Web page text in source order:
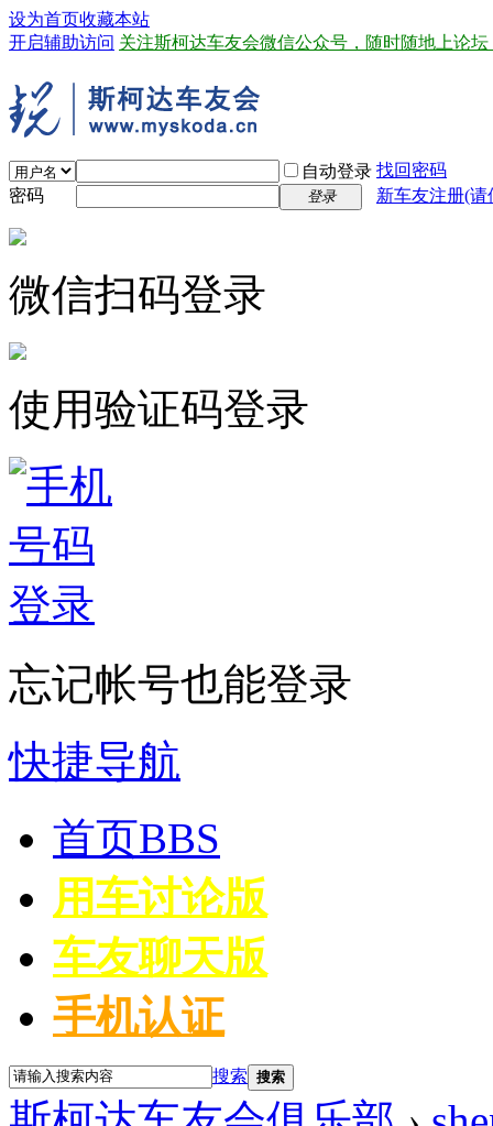
设为首页收藏本站
开启辅助访问 关注斯柯达车友会微信公众号，随时随地上论坛
自动登录 找回密码
密码
登录 新车友注册(请
微信扫码登录
使用验证码登录
忘记帐号也能登录
快捷导航
首页BBS
用车讨论版
车友聊天版
手机认证
搜索 搜索